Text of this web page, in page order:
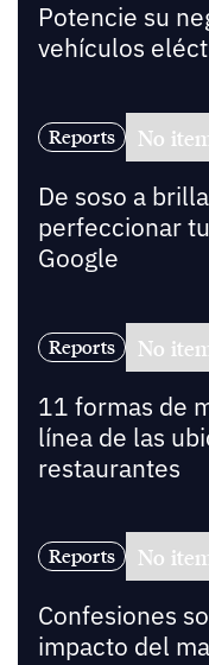
Potencie su
vehículos
Reports No
De soso a
perfeccionar
Google
Reports No
11 formas de
línea de las
restaurantes
Reports No
Confesiones
impacto del